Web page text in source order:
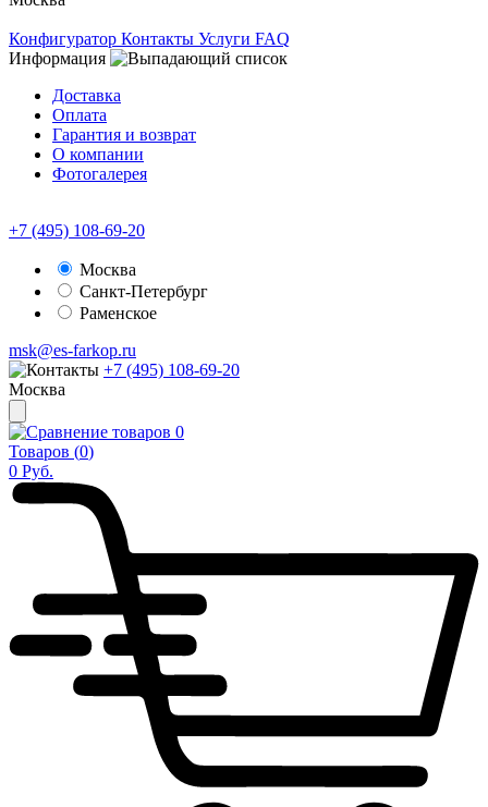
Конфигуратор Контакты Услуги FAQ
Информация
Доставка
Оплата
Гарантия и возврат
О компании
Фотогалерея
+7 (495) 108-69-20
Москва
Санкт-Петербург
Раменское
msk@es-farkop.ru
+7 (495) 108-69-20
Москва
0
Товаров (0)
0 Руб.